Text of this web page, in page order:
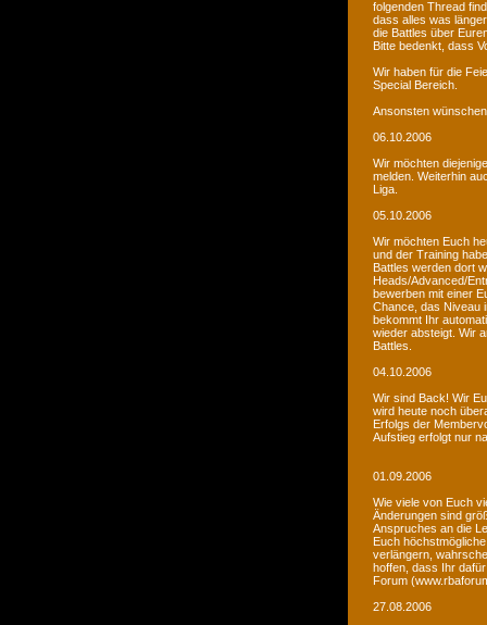
folgenden Thread
dass alles was
die Battles über
Bitte bedenkt, dass
Wir haben für die
Special Bereich.
Ansonsten
06.10.2006
Wir möchten
melden. Weiterhin
Liga.
05.10.2006
Wir möchten Euch
und der Training
Battles werden dort
Heads/Advanced/
bewerben mit einer
Chance, das Niveau
bekommt Ihr
wieder absteigt. Wir
Battles.
04.10.2006
Wir sind Back! Wir
wird heute noch
Erfolgs der
Aufstieg erfolgt nur
01.09.2006
Wie viele von Euch
Änderungen sind
Anspruches an die
Euch
verlängern,
hoffen, dass Ihr
Forum
27.08.2006